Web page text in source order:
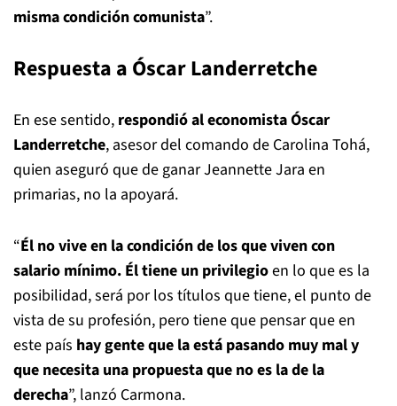
misma condición comunista”.
Respuesta a Óscar Landerretche
En ese sentido, respondió al economista Óscar
Landerretche, asesor del comando de Carolina Tohá,
quien aseguró que de ganar Jeannette Jara en
primarias, no la apoyará.
“Él no vive en la condición de los que viven con
salario mínimo. Él tiene un privilegioen lo que es la
posibilidad, será por los títulos que tiene, el punto de
vista de su profesión, pero tiene que pensar que en
este país hay gente que la está pasando muy mal y
que necesita una propuesta que no es la de la
derecha”, lanzó Carmona.